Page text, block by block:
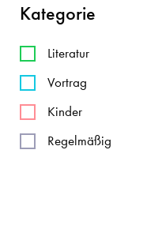
Kategorie
Literatur
Vortrag
Kinder
Regelmäßig